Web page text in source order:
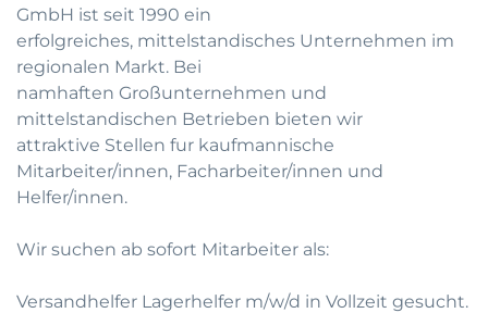
GmbH ist seit 1990 ein
erfolgreiches, mittelstandisches Unternehmen im
regionalen Markt. Bei
namhaften Großunternehmen und
mittelstandischen Betrieben bieten wir
attraktive Stellen fur kaufmannische
Mitarbeiter/innen, Facharbeiter/innen und
Helfer/innen.
Wir suchen ab sofort Mitarbeiter als:
Versandhelfer Lagerhelfer m/w/d in Vollzeit gesucht.